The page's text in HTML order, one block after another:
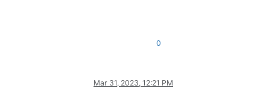
0
Mar 31, 2023, 12:21 PM